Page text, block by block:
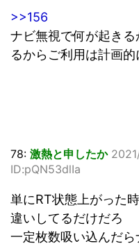
>>156
ナビ無視で何が起き
るからご利用は計画的
78: 激熱と申したか
ID:pQN53dlIa
単にRT状態上がった
違いしてるだけだろ
一定枚数吸い込んだ